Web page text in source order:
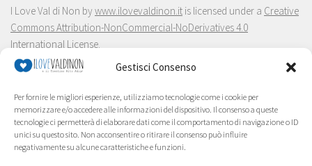
Gestisci Consenso
Per fornire le migliori esperienze, utilizziamo tecnologie come i cookie per
memorizzare e/o accedere alle informazioni del dispositivo. Il consenso a queste
tecnologie ci permetterà di elaborare dati come il comportamento di navigazione o ID
unici su questo sito. Non acconsentire o ritirare il consenso può influire
negativamente su alcune caratteristiche e funzioni.
I Love Val di Non bywww.ilovevaldinon.it is licensed under a Creative
Commons Attribution-NonCommercial-NoDerivatives 4.0
International License